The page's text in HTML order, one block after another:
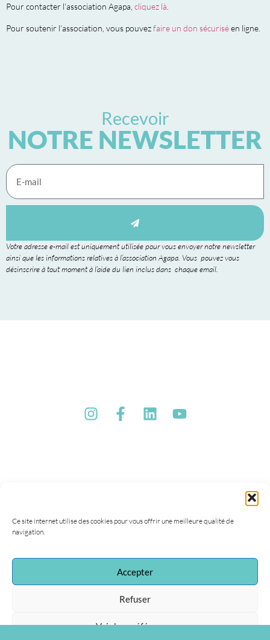
Ce site internet utilise des cookies pour vous offrir une meilleure qualité de
navigation.
Accepter
Refuser
Voir les préférences
Pour contacter l’association Agapa, cliquez là
Pour soutenir l’association, vous pouvezfaire un don sécuriséen ligne.
Recevoir
NOTRE NEWSLETTER
Votre adresse e-mail est uniquement utilisée pour vous envoyer notre newsletter
ainsi que les informations relatives à l’association Agapa. Vous pouvez vous
désinscrire à tout moment à l’aide du lien inclus dans chaque email.
Association Agapa